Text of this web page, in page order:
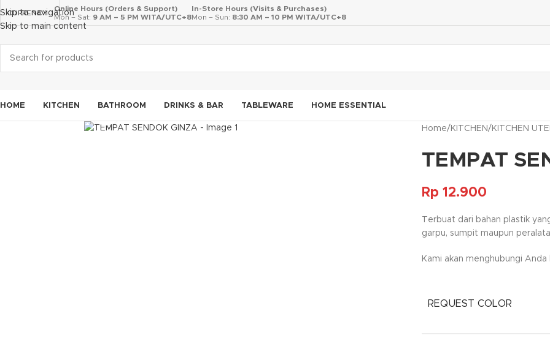
Skip to navigation
Skip to main content
CURRENCY
Online Hours (Orders & Support)
Mon – Sat: 9 AM – 5 PM WITA/UTC+8
In-Store Hours (Visits & Purchases)
Mon – Sun: 8:30 AM – 10 PM WITA/UTC+8
HOME KITCHEN BATHROOM DRINKS & BAR TABLEWARE HOME ESSENTIAL
Click to enlarge
Home/ KITCHEN/ KITCHEN
TEMPAT
Rp 12.900
Terbuat dari bahan plastik
garpu, sumpit maupun
Kami akan menghubungi
REQUEST COLOR